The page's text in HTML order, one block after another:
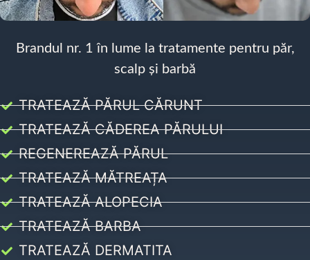
Brandul nr. 1 în lume la tratamente pentru păr,
scalp și barbă
TRATEAZĂ PĂRUL CĂRUNT
TRATEAZĂ CĂDEREA PĂRULUI
REGENEREAZĂ PĂRUL
TRATEAZĂ MĂTREAȚA
TRATEAZĂ ALOPECIA
TRATEAZĂ BARBA
TRATEAZĂ DERMATITA